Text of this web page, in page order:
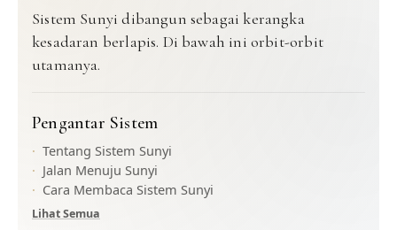
Sistem Sunyi dibangun sebagai kerangka
kesadaran berlapis. Di bawah ini orbit-orbit
utamanya.
Pengantar Sistem
Tentang Sistem Sunyi
Jalan Menuju Sunyi
Cara Membaca Sistem Sunyi
Lihat Semua